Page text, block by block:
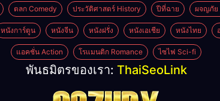
ตลก Comedy ประวัติศาสตร์ History ปีที่ฉาย ผจญภัย
หนังการ์ตูน หนังจีน หนังฝรั่ง หนังเอเชีย หนังไทย
แอคชั่น Action โรแมนติก Romance ไซไฟ Sci-fi
พันธมิตรของเรา: ThaiSeoLink